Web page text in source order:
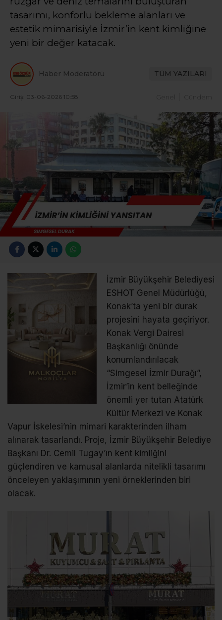
tasarımı, konforlu bekleme alanları ve
estetik mimarisiyle İzmir’in kent kimliğine
yeni bir değer katacak.
Haber Moderatörü TÜM YAZILARI
Giriş: 03-06-2026 10:58 Gündem
İzmir Büyükşehir Belediyesi
ESHOT Genel Müdürlüğü,
Konak’ta yeni bir durak
projesini hayata geçiriyor.
Konak Vergi Dairesi
Başkanlığı önünde
konumlandırılacak
“Simgesel İzmir Durağı”,
İzmir’in kent belleğinde
önemli yer tutan Atatürk
Kültür Merkezi ve Konak
Vapur İskelesi’nin mimari karakterinden ilham
alınarak tasarlandı. Proje, İzmir Büyükşehir Belediye
Başkanı Dr. Cemil Tugay’ın kent kimliğini
güçlendiren ve kamusal alanlarda nitelikli tasarımı
önceleyen yaklaşımının yeni örneklerinden biri
olacak.